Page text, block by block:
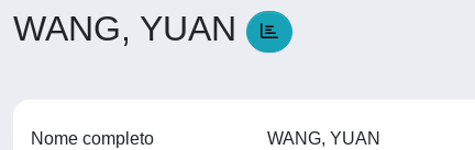
WANG, YUAN
Nome completo WANG, YUAN